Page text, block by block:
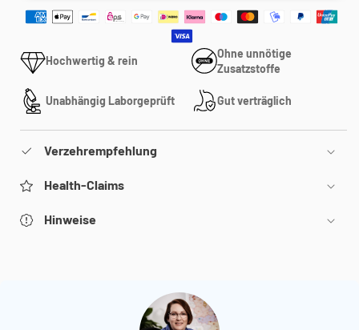
Hochwertig & rein
Ohne unnötige
Zusatzstoffe
Unabhängig Laborgeprüft Gut verträglich
Verzehrempfehlung
Health-Claims
Hinweise